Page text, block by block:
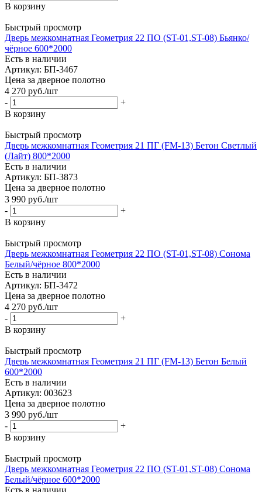
В корзину
Быстрый просмотр
Дверь межкомнатная Геометрия 22 ПО (ST-01,ST-08) Бьянко/
чёрное 600*2000
Есть в наличии
Артикул: БП-3467
Цена за дверное полотно
4 270 руб./шт
-
+
В корзину
Быстрый просмотр
Дверь межкомнатная Геометрия 21 ПГ (FM-13) Бетон Светлый
(Лайт) 800*2000
Есть в наличии
Артикул: БП-3873
Цена за дверное полотно
3 990 руб./шт
-
+
В корзину
Быстрый просмотр
Дверь межкомнатная Геометрия 22 ПО (ST-01,ST-08) Сонома
Белый/чёрное 800*2000
Есть в наличии
Артикул: БП-3472
Цена за дверное полотно
4 270 руб./шт
-
+
В корзину
Быстрый просмотр
Дверь межкомнатная Геометрия 21 ПГ (FM-13) Бетон Белый
600*2000
Есть в наличии
Артикул: 003623
Цена за дверное полотно
3 990 руб./шт
-
+
В корзину
Быстрый просмотр
Дверь межкомнатная Геометрия 22 ПО (ST-01,ST-08) Сонома
Белый/чёрное 600*2000